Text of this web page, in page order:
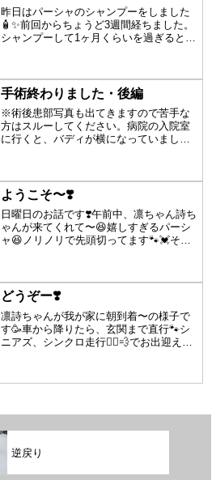
昨日はパーシャのシャンプーをしました
🧴✨前回からちょうど3週間経ちました。
シャンプーして1ヶ月くらいを過ぎると〜
間が経つほどに、洗うのも気合が入りが
ちでお風呂にいる時間...
手術終わりました・後編
※術後患部写真も出てきますので苦手な
方はスルーしてください。病院の入院室
に行くと、バディが横になっていまし
と、ハッ！と気が付き、まだだる...
ようこそ〜❣️
日曜日のお話です❣️午前中、凛ちゃん詩ち
ゃんが来てくれて〜😆嬉しすぎるパーシ
ャ😆ノリノリで先頭切ってます🐾💓そし
Eちゃんは、コリー界の超スーパースタ
ー❣️偉大なる、...
どうぞー❣️
凛詩ちゃんが我が家に朝到着〜の様子で
す🥳車から降りたら、玄関まで直行🐾シ
ニアズ、シンクロ走行👯‍♂️💨でお出迎え急
来てくれる凛ちゃんがカワユイ❣️たっぷり
逆戻り